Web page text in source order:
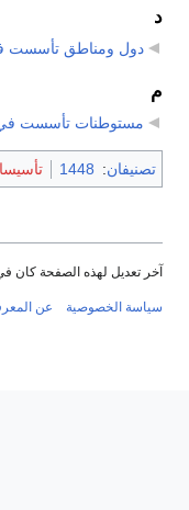
د
دول ومناطق تأسست في
م
مستوطنات تأسست في
تصنيفان:
1448
آخر تعديل لهذه الصفحة كان في 07:39, 15 مارس
سياسة الخصوصية عن